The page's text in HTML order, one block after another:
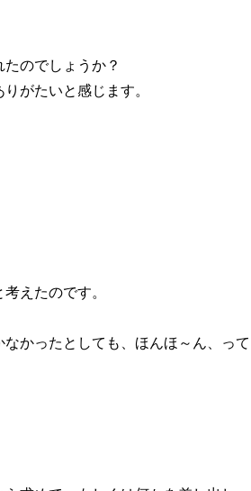
のでしょうか？
がたいと感じます。
えたのです。
かったとしても、ほんほ～ん、って